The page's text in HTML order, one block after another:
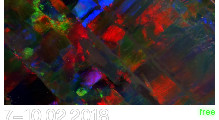
7–10.02 2018 free